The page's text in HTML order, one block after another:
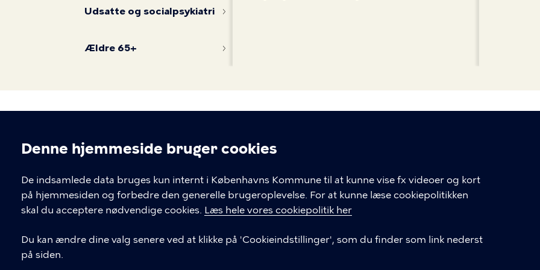
Cookieindstillinger
Denne hjemmeside bruger cookies
De indsamlede data bruges kun internt i Københavns Kommune til at kunne vise fx videoer og kort
på hjemmesiden og forbedre den generelle brugeroplevelse. For at kunne læse cookiepolitikken
skal du acceptere nødvendige cookies. Læs hele vores cookiepolitik her
Du kan ændre dine valg senere ved at klikke på 'Cookieindstillinger', som du finder som link nederst
på siden.
Udsatte og socialpsykiatri
Ældre 65+
Kontakt Københavns Kommune
T
33 66 33 66
GENVEJE
Hvis du vil klage